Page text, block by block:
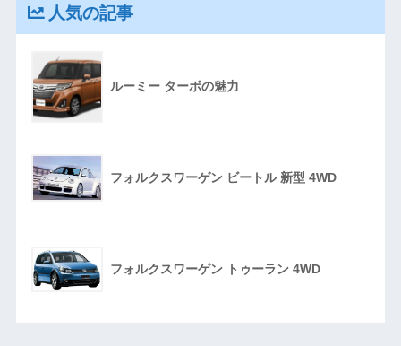
人気の記事
ルーミー ターボの魅力
フォルクスワーゲン ビートル 新型 4WD
フォルクスワーゲン トゥーラン 4WD